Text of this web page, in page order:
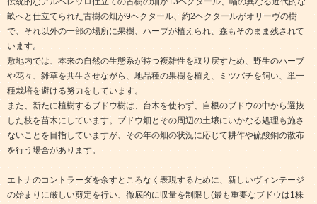
畝へと仕立てられた古樹の畑が9ヘクタール、約2ヘクタールがオリーヴの樹
で、それ以外の一部の場所に果樹、ハーブが植えられ、森もそのまま残されて
います。
敷地内では、本来の自然の生態系が持つ複雑性を取り戻すため、野生のハーブ
や花々、雑草を共生させながら、地品種の果樹を植え、ミツバチを飼い、単一
種栽培を避ける努力をしています。
また、新たに植樹するブドウ樹は、台木を使わず、自根のブドウの中から選抜
した枝を苗木にしています。ブドウ畑とその周辺の土壌にいかなる処理も施さ
ないことを目指していますが、その年の畑の状況に応じて耕作や硫酸銅の散布
を行う場合があります。
エトナのコントラーダを余すところなく表現するために、新しいヴィンテージ
の始まりに厳しい剪定を行い、徹底的に収量を制限し(最も重要なブドウは1株